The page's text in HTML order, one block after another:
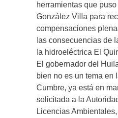
herramientas que
González Villa para
compensaciones
las consecuencias de
la hidroeléctrica El
El gobernador del
bien no es un tema en
Cumbre, ya está en
solicitada a la
Licencias